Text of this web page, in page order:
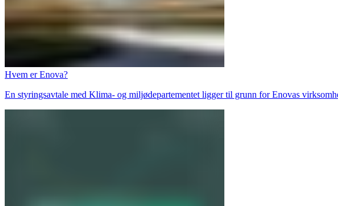
Hvem er Enova?
En styringsavtale med Klima- og miljødepartementet ligger til grunn for Enovas